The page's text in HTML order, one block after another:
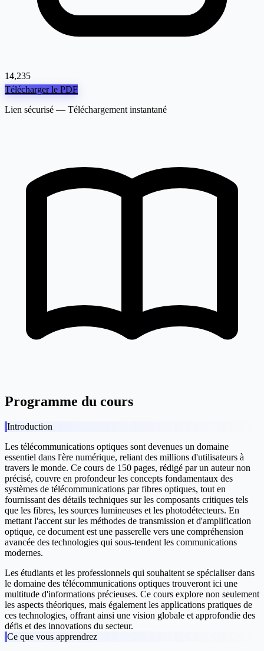
14,235
Télécharger le PDF
Lien sécurisé — Téléchargement instantané
Programme du cours
Introduction
Les télécommunications optiques sont devenues un domaine
essentiel dans l'ère numérique, reliant des millions d'utilisateurs à
travers le monde. Ce cours de 150 pages, rédigé par un auteur non
précisé, couvre en profondeur les concepts fondamentaux des
systèmes de télécommunications par fibres optiques, tout en
fournissant des détails techniques sur les composants critiques tels
que les fibres, les sources lumineuses et les photodétecteurs. En
mettant l'accent sur les méthodes de transmission et d'amplification
optique, ce document est une passerelle vers une compréhension
avancée des technologies qui sous-tendent les communications
modernes.
Les étudiants et les professionnels qui souhaitent se spécialiser dans
le domaine des télécommunications optiques trouveront ici une
multitude d'informations précieuses. Ce cours explore non seulement
les aspects théoriques, mais également les applications pratiques de
ces technologies, offrant ainsi une vision globale et approfondie des
défis et des innovations du secteur.
Ce que vous apprendrez